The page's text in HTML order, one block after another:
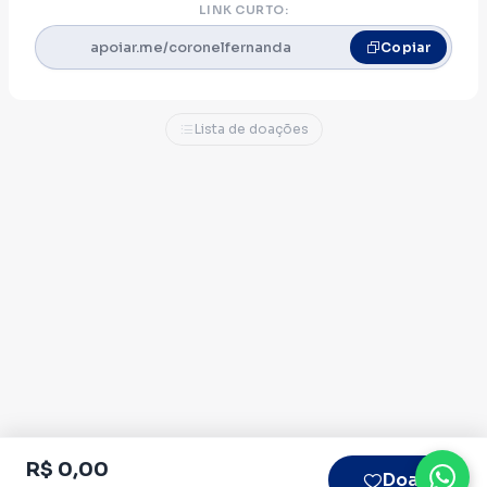
LINK CURTO:
apoiar.me/coronelfernanda Copiar
Lista de doações
R$ 0,00 Doar